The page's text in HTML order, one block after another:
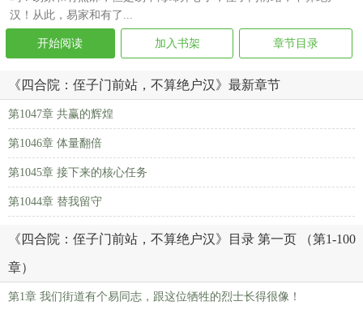
汉！从此，易家和有了...
开始阅读 加入书架 章节目录
《四合院：侄子门前站，不算绝户汉》最新章节
第1047章 共赢的辉煌
第1046章 体量翻倍
第1045章 接下来的核心任务
第1044章 替我留守
《四合院：侄子门前站，不算绝户汉》目录 第一页 （第1-100
章）
第1章 我们街道有个易同志，跟这位牺牲的烈士长得很像！